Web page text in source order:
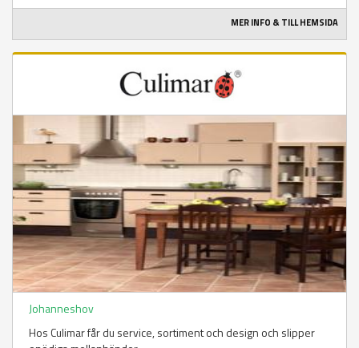
MER INFO & TILL HEMSIDA
Johanneshov
Hos Culimar får du service, sortiment och design och slipper